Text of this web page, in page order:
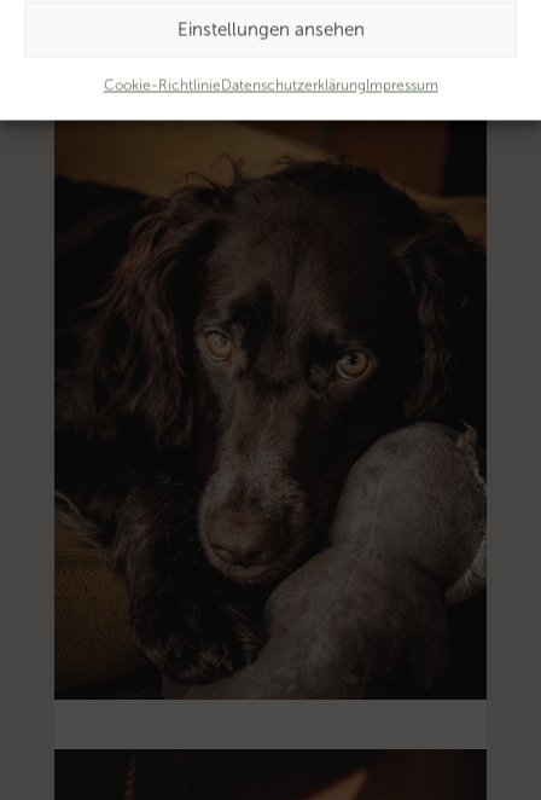
Einstellungen ansehen
Cookie-RichtlinieDatenschutzerklärungImpressum